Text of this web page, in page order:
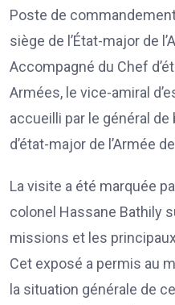
Poste de
siège de l’État-major de
Accompagné du Chef
Armées, le vice-amiral
accueilli par le général
d’état-major de l’Armée
La visite a été marquée
colonel Hassane Bathily
missions et les
Cet exposé a permis au
la situation générale de